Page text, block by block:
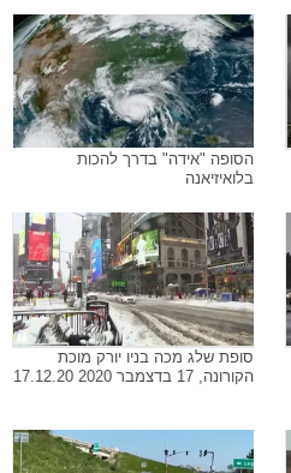
הסופה "אידה" בדרך להכות
בלואיזיאנה
סופת שלג מכה בניו יורק מוכת
הקורונה, 17 בדצמבר 2020 17.12.20